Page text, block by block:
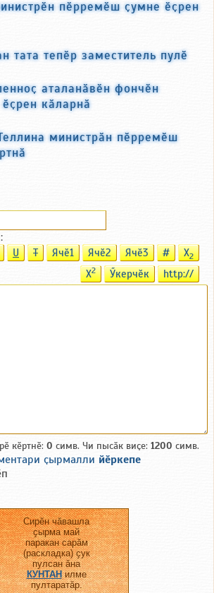
пӗрремӗш ҫумне ӗҫрен
тата тепӗр заместитель пулӗ
аталанӑвӗн фончӗн
ӗҫрен кӑларнӑ
министрӑн пӗрремӗш
U T Ячӗ1 Ячӗ2 Ячӗ3 # X2
X2 Ӳкерчӗк http://
кӗртнӗ: 0 симв. Чи пысӑк виҫе: 1200 симв.
ҫырмалли йӗркепе
Сирӗн чӑвашла
ҫырма май
паракан сарӑм
(раскладка) ҫук
пулсан ӑна
КУНТАНилме
пултаратӑр.